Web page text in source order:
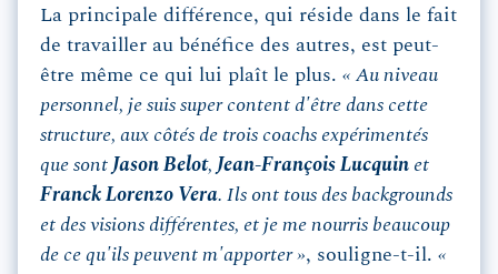
La principale différence, qui réside dans le fait
de travailler au bénéfice des autres, est peut-
être même ce qui lui plaît le plus. « Au niveau
personnel, je suis super content d'être dans cette
structure, aux côtés de trois coachs expérimentés
que sont Jason Belot, Jean-François Lucquin et
Franck Lorenzo Vera. Ils ont tous des backgrounds
et des visions différentes, et je me nourris beaucoup
de ce qu'ils peuvent m'apporter », souligne-t-il. «